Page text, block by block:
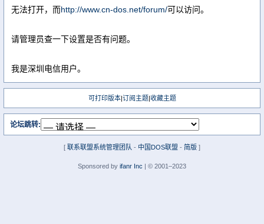
无法打开，而http://www.cn-dos.net/forum/可以访问。
请管理员查一下设置是否有问题。
我是深圳电信用户。
可打印版本|订阅主题|收藏主题
论坛跳转:
[ 联系联盟系统管理团队 - 中国DOS联盟 - 简版 ]
Sponsored by ifanr Inc | © 2001–2023